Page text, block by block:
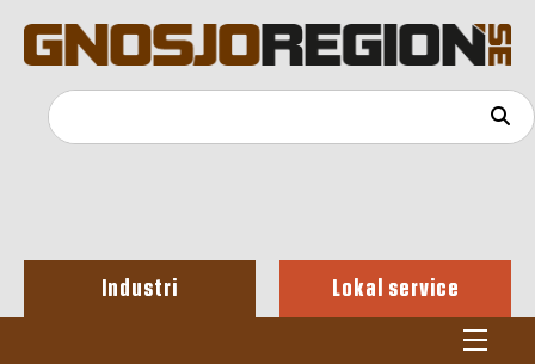
Industri Lokal service